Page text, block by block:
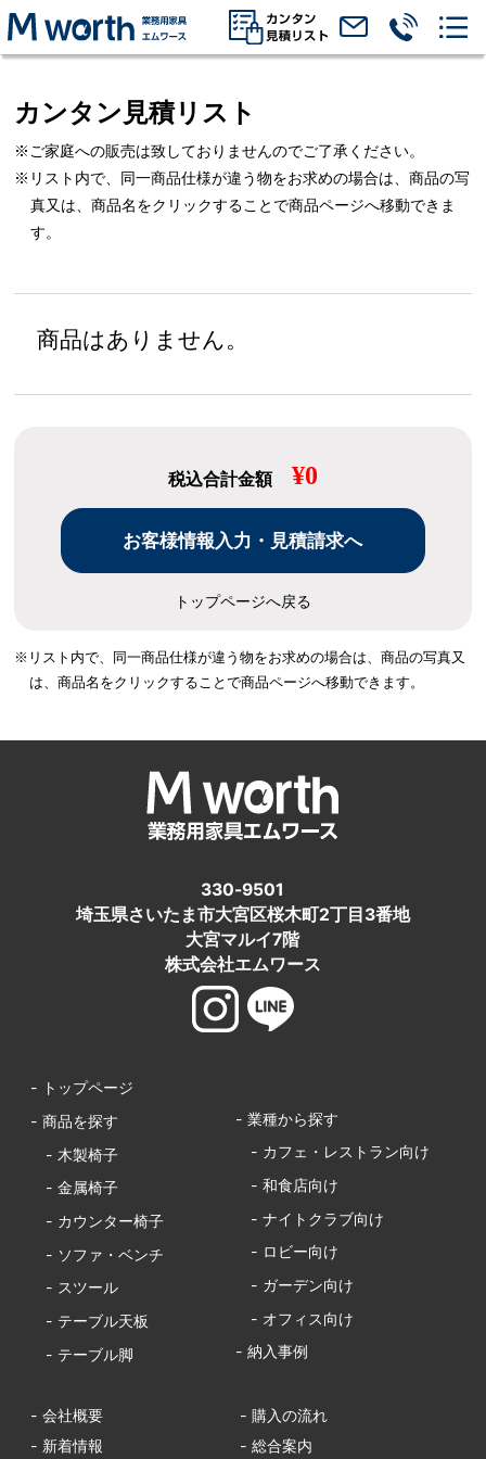
カンタン見積リスト
※ご家庭への販売は致しておりませんのでご了承ください。
※リスト内で、同一商品仕様が違う物をお求めの場合は、商品の写
真又は、商品名をクリックすることで商品ページへ移動できま
す。
商品はありません。
税込合計金額 ¥0
トップページへ戻る
※リスト内で、同一商品仕様が違う物をお求めの場合は、商品の写真又
は、商品名をクリックすることで商品ページへ移動できます。
330-9501
埼玉県さいたま市大宮区桜木町2丁目3番地
大宮マルイ7階
株式会社エムワース
- トップページ
- 商品を探す
- 木製椅子
- 金属椅子
- カウンター椅子
- ソファ・ベンチ
- スツール
- テーブル天板
- テーブル脚
- 業種から探す
- カフェ・レストラン向け
- 和食店向け
- ナイトクラブ向け
- ロビー向け
- ガーデン向け
- オフィス向け
- 納入事例
- 会社概要
- 購入の流れ
- 新着情報
- 総合案内